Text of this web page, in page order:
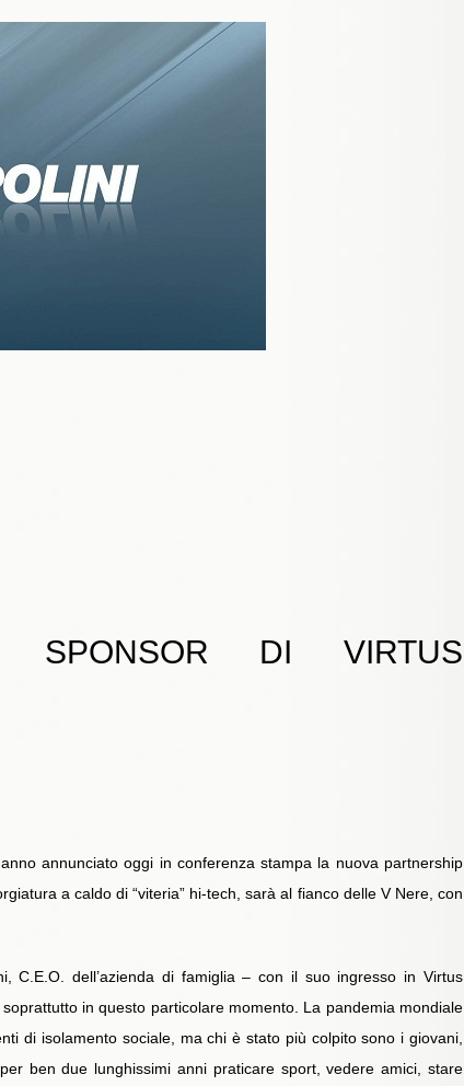
SPONSOR DI VIRTUS
annunciato oggi in conferenza stampa la nuova partnership
a caldo di “viteria” hi-tech, sarà al fianco delle V Nere, con
C.E.O. dell’azienda di famiglia – con il suo ingresso in Virtus
in questo particolare momento. La pandemia mondiale
di isolamento sociale, ma chi è stato più colpito sono i giovani,
ben due lunghissimi anni praticare sport, vedere amici, stare